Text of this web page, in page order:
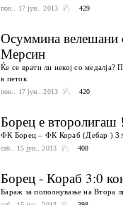
пон.. 17 јун.. 2013 429
Осуммина велешани
Мерсин
Ќе се врати ли некој со медалја?
в петок
пон.. 17 јун.. 2013 420
Борец е второлигаш
ФК Борец – ФК Кораб (Дебар )
саб.. 15 јун.. 2013 408
Борец - Кораб 3:0
Бараж за пополнување на Втора